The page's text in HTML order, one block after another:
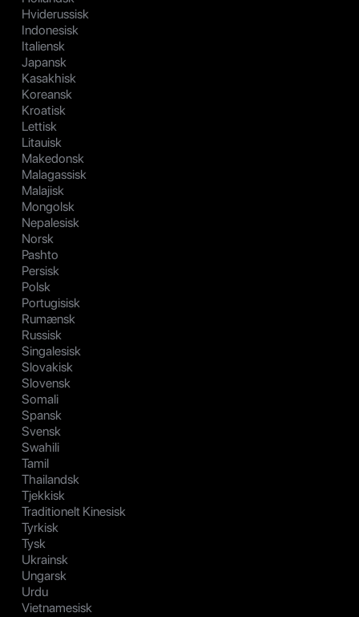
Hviderussisk
Indonesisk
Italiensk
Japansk
Kasakhisk
Koreansk
Kroatisk
Lettisk
Litauisk
Makedonsk
Malagassisk
Malajisk
Mongolsk
Nepalesisk
Norsk
Pashto
Persisk
Polsk
Portugisisk
Rumænsk
Russisk
Singalesisk
Slovakisk
Slovensk
Somali
Spansk
Svensk
Swahili
Tamil
Thailandsk
Tjekkisk
Traditionelt Kinesisk
Tyrkisk
Tysk
Ukrainsk
Ungarsk
Urdu
Vietnamesisk